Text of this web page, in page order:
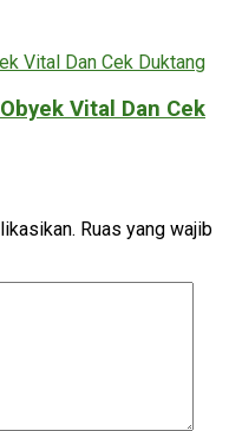
Vital Dan Cek
Ruas yang wajib